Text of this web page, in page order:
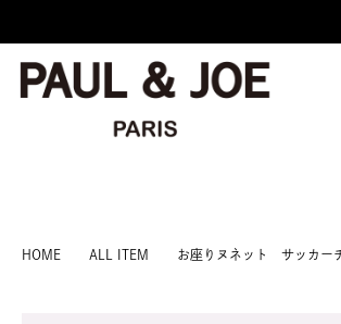
HOME ALL ITEM お座りヌネット サッカー